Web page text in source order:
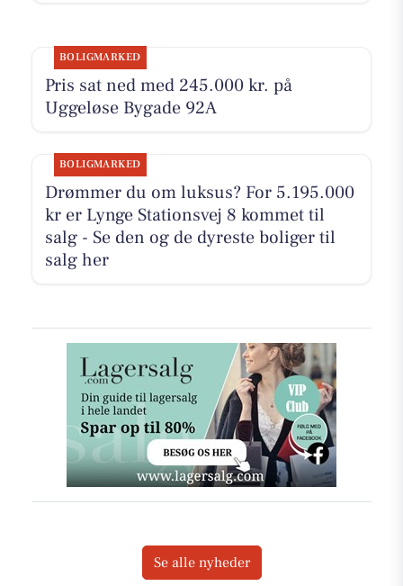
BOLIGMARKED
Pris sat ned med 245.000 kr. på
Uggeløse Bygade 92A
BOLIGMARKED
Drømmer du om luksus? For 5.195.000
kr er Lynge Stationsvej 8 kommet til
salg - Se den og de dyreste boliger til
salg her
Se alle nyheder